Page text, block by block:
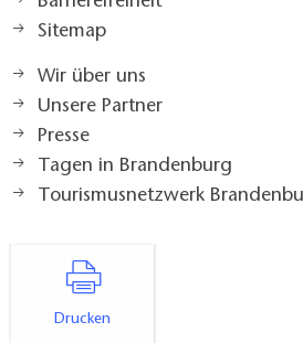
Sitemap
Wir über uns
Unsere Partner
Presse
Tagen in Brandenburg
Tourismusnetzwerk
Drucken